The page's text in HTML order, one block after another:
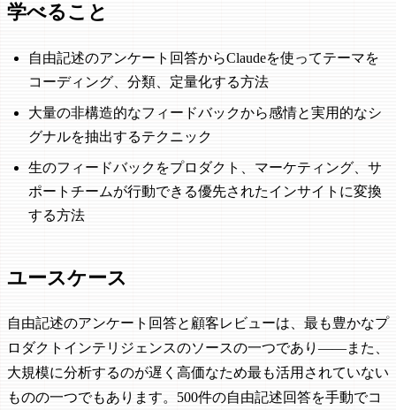
学べること
自由記述のアンケート回答からClaudeを使ってテーマを
コーディング、分類、定量化する方法
大量の非構造的なフィードバックから感情と実用的なシ
グナルを抽出するテクニック
生のフィードバックをプロダクト、マーケティング、サ
ポートチームが行動できる優先されたインサイトに変換
する方法
ユースケース
自由記述のアンケート回答と顧客レビューは、最も豊かなプ
ロダクトインテリジェンスのソースの一つであり——また、
大規模に分析するのが遅く高価なため最も活用されていない
ものの一つでもあります。500件の自由記述回答を手動でコ